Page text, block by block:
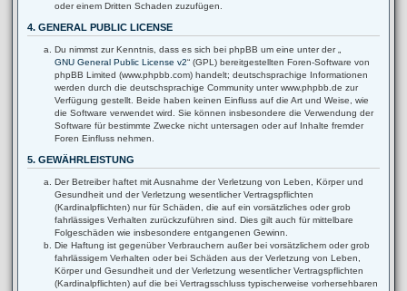
oder einem Dritten Schaden zuzufügen.
4. GENERAL PUBLIC LICENSE
Du nimmst zur Kenntnis, dass es sich bei phpBB um eine unter der „
GNU General Public License v2“ (GPL) bereitgestellten Foren-Software von
phpBB Limited (www.phpbb.com) handelt; deutschsprachige Informationen
werden durch die deutschsprachige Community unter www.phpbb.de zur
Verfügung gestellt. Beide haben keinen Einfluss auf die Art und Weise, wie
die Software verwendet wird. Sie können insbesondere die Verwendung der
Software für bestimmte Zwecke nicht untersagen oder auf Inhalte fremder
Foren Einfluss nehmen.
5. GEWÄHRLEISTUNG
Der Betreiber haftet mit Ausnahme der Verletzung von Leben, Körper und
Gesundheit und der Verletzung wesentlicher Vertragspflichten
(Kardinalpflichten) nur für Schäden, die auf ein vorsätzliches oder grob
fahrlässiges Verhalten zurückzuführen sind. Dies gilt auch für mittelbare
Folgeschäden wie insbesondere entgangenen Gewinn.
Die Haftung ist gegenüber Verbrauchern außer bei vorsätzlichem oder grob
fahrlässigem Verhalten oder bei Schäden aus der Verletzung von Leben,
Körper und Gesundheit und der Verletzung wesentlicher Vertragspflichten
(Kardinalpflichten) auf die bei Vertragsschluss typischerweise vorhersehbaren